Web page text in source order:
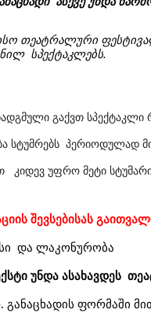
თეატრალური
სპექტაკლებს.
გაქვთ
სტუმრებს პერიოდულად
კიდევ უფრო მეტი
შევსებისას
და ლაკონურობა
უნდა ასახავდეს
განაცხადის ფორმაში